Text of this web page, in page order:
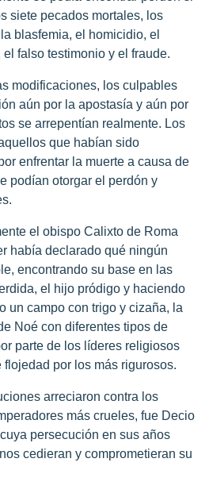
siete pecados mortales, los
blasfemia, el homicidio, el
falso testimonio y el fraude.
modificaciones, los culpables
aún por la apostasía y aún por
se arrepentían realmente. Los
que habían sido
enfrentar la muerte a causa de
podían otorgar el perdón y
el obispo Calixto de Roma
había declarado qué ningún
encontrando su base en las
el hijo pródigo y haciendo
un campo con trigo y cizaña, la
Noé con diferentes tipos de
parte de los líderes religiosos
por los más rigurosos.
arreciaron contra los
más crueles, fue Decio
persecución en sus años
cedieran y comprometieran su